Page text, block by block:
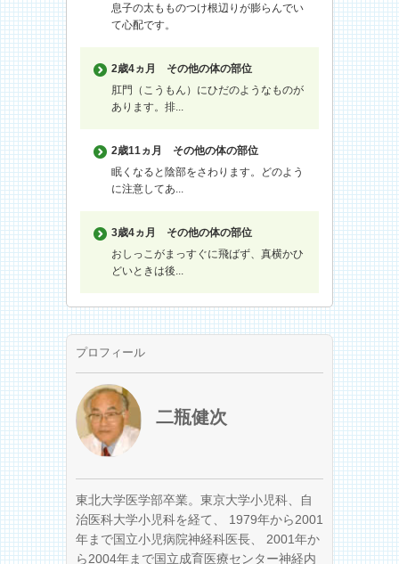
息子の太もものつけ根辺りが膨らんでい
て心配です。
2歳4ヵ月
その他の体の部位
肛門（こうもん）にひだのようなものが
あります。排...
2歳11ヵ月
その他の体の部位
眠くなると陰部をさわります。どのよう
に注意してあ...
3歳4ヵ月
その他の体の部位
おしっこがまっすぐに飛ばず、真横かひ
どいときは後...
プロフィール
二瓶健次
東北大学医学部卒業。東京大学小児科、自
治医科大学小児科を経て、 1979年から2001
年まで国立小児病院神経科医長、 2001年か
ら2004年まで国立成育医療センター神経内